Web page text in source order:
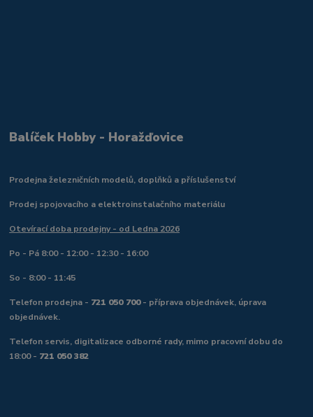
Balíček Hobby - Horažďovice
Prodejna železničních modelů, doplňků a příslušenství
Prodej spojovacího a elektroinstalačního materiálu
Otevírací doba prodejny - od Ledna 2026
Po - Pá 8:00 - 12:00 - 12:30 - 16:00
So - 8:00 - 11:45
Telefon prodejna - 721 050 700- příprava objednávek, úprava
objednávek.
Telefon servis, digitalizace odborné rady, mimo pracovní dobu do
18:00 - 721 050 382